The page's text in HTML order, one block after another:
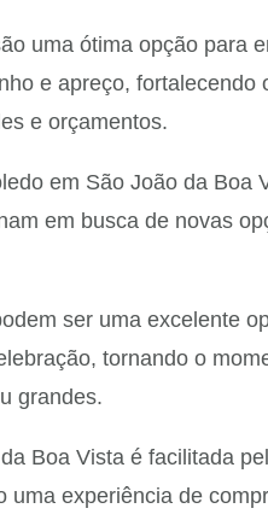
uma ótima opção
e apreço,
e orçamentos.
em São João da
em busca de novas
ser uma excelente
tornando o
grandes.
Boa Vista é facilitada
experiência de